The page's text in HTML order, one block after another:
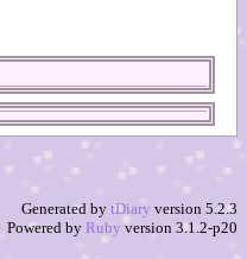
Generated by tDiary version 5.2.3
Powered by Ruby version 3.1.2-p20